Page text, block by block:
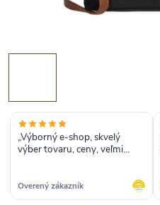
„Výborný e-shop, skvelý
výber tovaru, ceny, veľmi
výhodný zákaznícky
program. Nakupovala som tu
Overený zákazník